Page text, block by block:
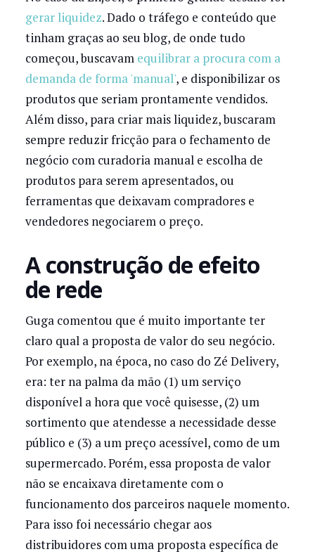
gerar liquidez. Dado o tráfego e conteúdo que
tinham graças ao seu blog, de onde tudo
começou, buscavam equilibrar a procura com a
demanda de forma 'manual', e disponibilizar os
produtos que seriam prontamente vendidos.
Além disso, para criar mais liquidez, buscaram
sempre reduzir fricção para o fechamento de
negócio com curadoria manual e escolha de
produtos para serem apresentados, ou
ferramentas que deixavam compradores e
vendedores negociarem o preço.
A construção de efeito
de rede
Guga comentou que é muito importante ter
claro qual a proposta de valor do seu negócio.
Por exemplo, na época, no caso do Zé Delivery,
era: ter na palma da mão (1) um serviço
disponível a hora que você quisesse, (2) um
sortimento que atendesse a necessidade desse
público e (3) a um preço acessível, como de um
supermercado. Porém, essa proposta de valor
não se encaixava diretamente com o
funcionamento dos parceiros naquele momento.
Para isso foi necessário chegar aos
distribuidores com uma proposta específica de